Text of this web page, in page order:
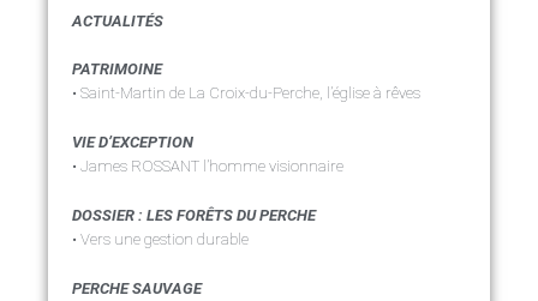
ACTUALITÉS
PATRIMOINE
• Saint-Martin de La Croix-du-Perche, l’église à rêves
VIE D’EXCEPTION
• James ROSSANT l’homme visionnaire
DOSSIER : LES FORÊTS DU PERCHE
• Vers une gestion durable
PERCHE SAUVAGE